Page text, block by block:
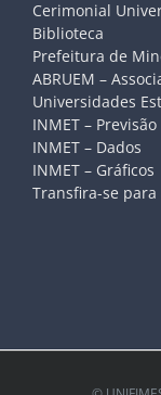
Cerimonial
Biblioteca
Prefeitura de
ABRUEM –
Universidades
INMET –
INMET – Dados
INMET – Gráficos
Transfira-se para